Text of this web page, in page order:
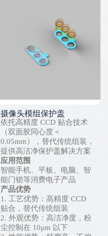
摄像头模组保护盖
依托高精度 CCD 贴合技术
（双面胶同心度＜
0.05mm），替代传统组装，
提供高洁净保护盖解决方案
应用范围
智能手机、平板、电脑、智
能门锁等消费电子产品
产品优势
1. 工艺优势：高精度 CCD
贴合，替代传统组装
2. 外观优势：高洁净度，粉
尘控制在 10μm 以下